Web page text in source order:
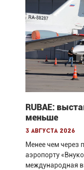
RUBAE:
меньше
3 августа 2026
Менее чем через
аэропорту
международная